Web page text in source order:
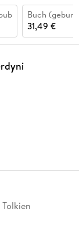
Buch
31,49 €